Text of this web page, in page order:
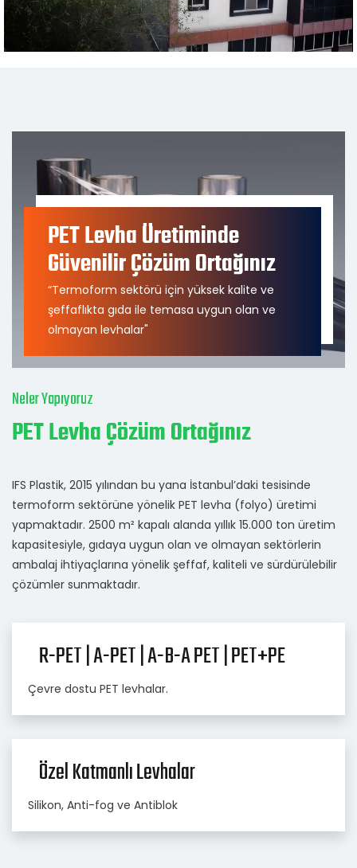
PET Levha Üretiminde
Güvenilir Çözüm Ortağınız
“Termoform sektörü için yüksek kalite ve
şeffaflıkta gıda ile temasa uygun olan ve
olmayan levhalar"
Neler Yapıyoruz
PET Levha Çözüm Ortağınız
IFS Plastik, 2015 yılından bu yana İstanbul’daki tesisinde
termoform sektörüne yönelik PET levha (folyo) üretimi
yapmaktadır. 2500 m² kapalı alanda yıllık 15.000 ton üretim
kapasitesiyle, gıdaya uygun olan ve olmayan sektörlerin
ambalaj ihtiyaçlarına yönelik şeffaf, kaliteli ve sürdürülebilir
çözümler sunmaktadır.
R-PET | A-PET | A-B-A PET | PET+PE
Çevre dostu PET levhalar.
Özel Katmanlı Levhalar
Silikon, Anti-fog ve Antiblok